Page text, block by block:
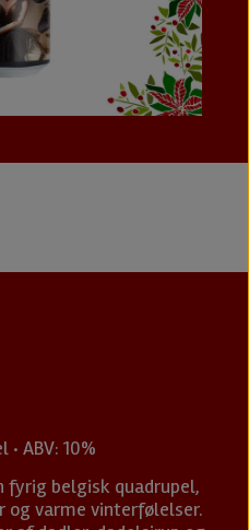
ABV: 10%
fyrig belgisk quadrupel,
varme vinterfølelser.